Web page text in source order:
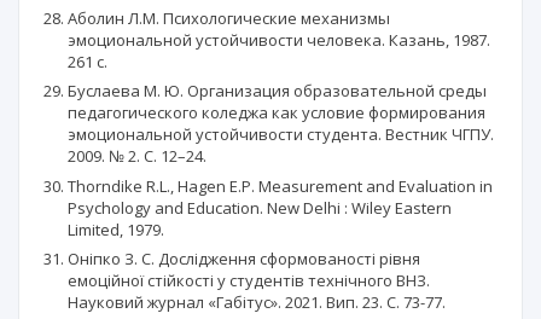
Аболин Л.М. Психологические механизмы
эмоциональной устойчивости человека. Казань, 1987.
261 с.
Буслаева М. Ю. Организация образовательной среды
педагогического коледжа как условие формирования
эмоциональной устойчивости студента. Вестник ЧГПУ.
2009. № 2. С. 12–24.
Thorndike R.L., Hagen E.P. Measurement and Evaluation in
Psychology and Education. New Delhi : Wiley Eastern
Limited, 1979.
Оніпко З. С. Дослідження сформованості рівня
емоційної стійкості у студентів технічного ВНЗ.
Науковий журнал «Габітус». 2021. Вип. 23. С. 73-77.